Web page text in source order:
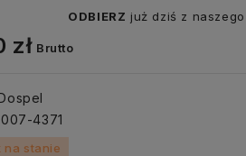
ODBIERZ już dziś z
zł Brutto
4371
na stanie